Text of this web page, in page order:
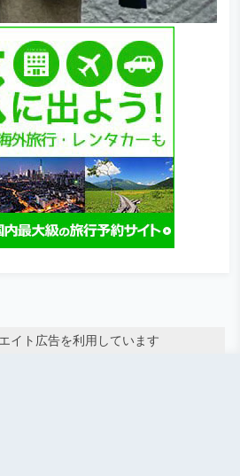
イト広告を利用しています